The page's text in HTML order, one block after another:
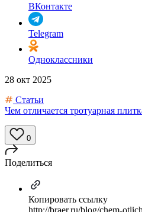
ВКонтакте
Telegram
Одноклассники
28 окт 2025
Статьи
Чем отличается тротуарная
0
Поделиться
Копировать ссылку
http://braer.ru/blog/chem-